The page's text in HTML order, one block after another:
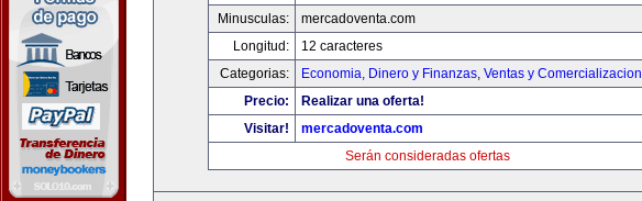
Minusculas:
mercadoventa.com
Longitud:
12 caracteres
Categorias:
Economia, Dinero y Finanzas, Ventas y Comercializacion
Precio:
Realizar una oferta!
Visitar!
mercadoventa.com
Serán consideradas ofertas